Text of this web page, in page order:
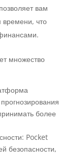
вам
времени, что
множество
более
Pocket
безопасности,